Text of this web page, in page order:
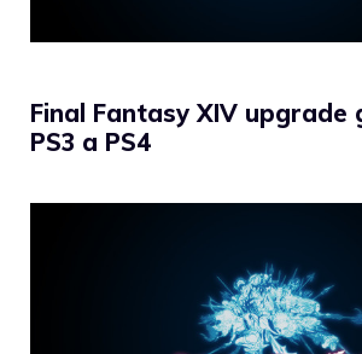
Final Fantasy XIV
PS3 a PS4